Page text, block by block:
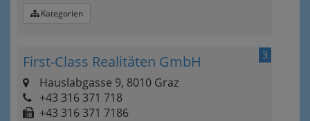
Kategorien
3
First-Class Realitäten GmbH
Hauslabgasse 9, 8010 Graz
+43 316 371 718
+43 316 371 7186